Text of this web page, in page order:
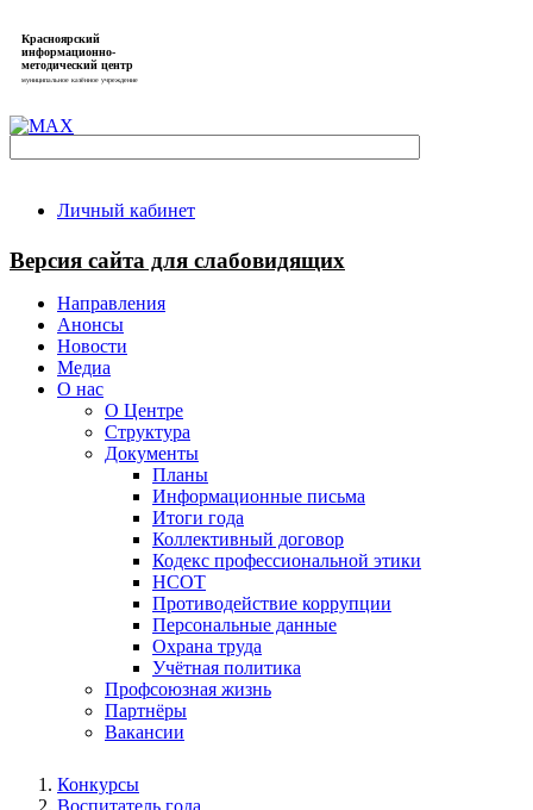
Красноярский
информационно-
методический центр
муниципальное казённое учреждение
Личный кабинет
Версия сайта для слабовидящих
Направления
Анонсы
Новости
Медиа
О нас
О Центре
Структура
Документы
Планы
Информационные письма
Итоги года
Коллективный договор
Кодекс профессиональной этики
НСОТ
Противодействие коррупции
Персональные данные
Охрана труда
Учётная политика
Профсоюзная жизнь
Партнёры
Вакансии
Конкурсы
Воспитатель года